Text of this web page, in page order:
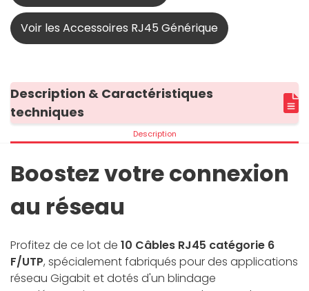
Voir les Accessoires RJ45 Générique
Description & Caractéristiques
techniques
Description
Boostez votre connexion
au réseau
Profitez de ce lot de 10 Câbles RJ45 catégorie 6
F/UTP, spécialement fabriqués pour des applications
réseau Gigabit et dotés d'un blindage